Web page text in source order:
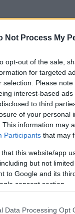
Not Process My
opt-out of the sale,
for targeted
selection. Please
interest-based
to third
of your personal
This information may
Participants that may
that this website/app
but not
to Google and its
consent section.
Data Processing Opt
καλύτερη
στη
αν
στη διατροφή